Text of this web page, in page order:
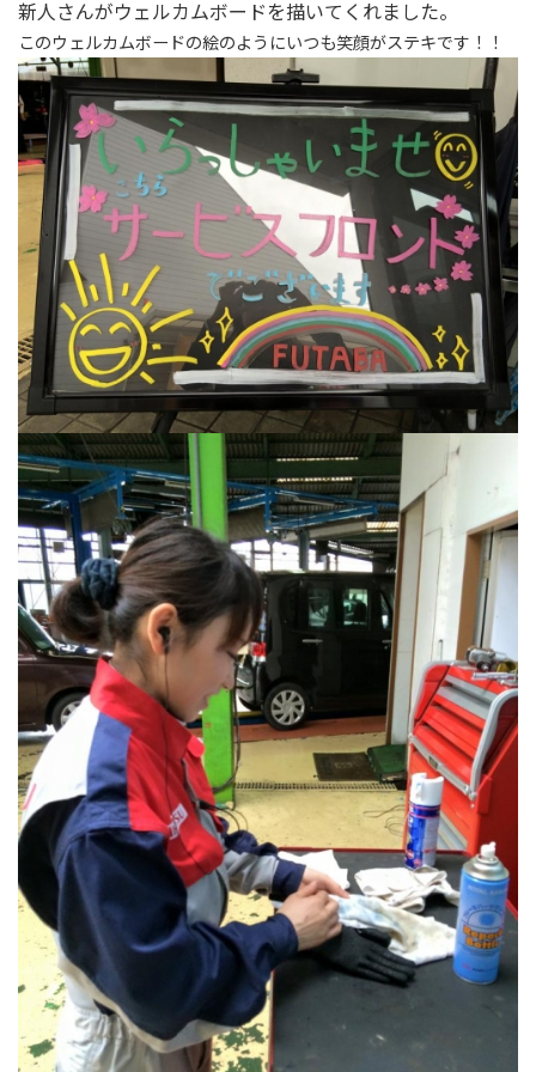
新人さんがウェルカムボードを描いてくれました。
このウェルカムボードの絵のようにいつも笑顔がステキです！！